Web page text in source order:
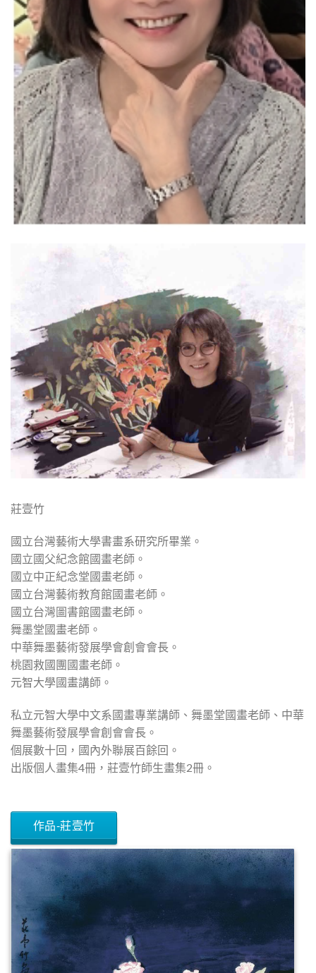
莊壹竹
國立台灣藝術大學書畫系研究所畢業。
國立國父紀念館國畫老師。
國立中正紀念堂國畫老師。
國立台灣藝術教育館國畫老師。
國立台灣圖書館國畫老師。
舞墨堂國畫老師。
中華舞墨藝術發展學會創會會長。
桃園救國團國畫老師。
元智大學國畫講師。
私立元智大學中文系國畫專業講師、舞墨堂國畫老師、中華
舞墨藝術發展學會創會會長。
個展數十回，國內外聯展百餘回。
出版個人畫集4冊，莊壹竹師生畫集2冊。
作品-莊壹竹